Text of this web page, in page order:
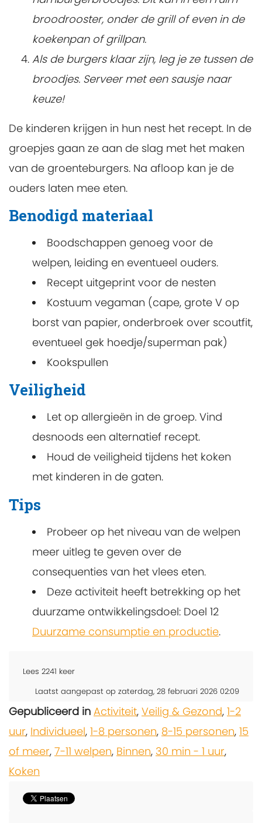
broodrooster, onder de grill of even in de
koekenpan of grillpan.
Als de burgers klaar zijn, leg je ze tussen de
broodjes. Serveer met een sausje naar
keuze!
De kinderen krijgen in hun nest het recept. In de
groepjes gaan ze aan de slag met het maken
van de groenteburgers. Na afloop kan je de
ouders laten mee eten.
Benodigd materiaal
Boodschappen genoeg voor de
welpen, leiding en eventueel ouders.
Recept uitgeprint voor de nesten
Kostuum vegaman (cape, grote V op
borst van papier, onderbroek over scoutfit,
eventueel gek hoedje/superman pak)
Kookspullen
Veiligheid
Let op allergieën in de groep. Vind
desnoods een alternatief recept.
Houd de veiligheid tijdens het koken
met kinderen in de gaten.
Tips
Probeer op het niveau van de welpen
meer uitleg te geven over de
consequenties van het vlees eten.
Deze activiteit heeft betrekking op het
duurzame ontwikkelingsdoel: Doel 12
Duurzame consumptie en productie.
Lees 2241 keer
Laatst aangepast op zaterdag, 28 februari 2026 02:09
Gepubliceerd in Activiteit, Veilig & Gezond, 1-2
uur, Individueel, 1-8 personen, 8-15 personen, 15
of meer, 7-11 welpen, Binnen, 30 min - 1 uur,
Koken